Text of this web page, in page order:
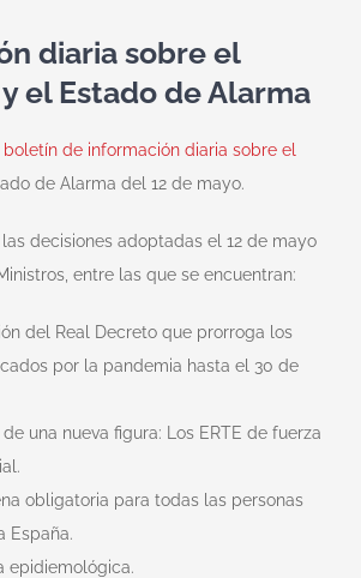
diaria sobre el
y el Estado de Alarma
de información diaria sobre el
de Alarma del 12 de mayo.
decisiones adoptadas el 12 de mayo
entre las que se encuentran:
del Real Decreto que prorroga los
por la pandemia hasta el 30 de
de una nueva figura: Los ERTE de fuerza
obligatoria para todas las personas
España.
epidiemológica.